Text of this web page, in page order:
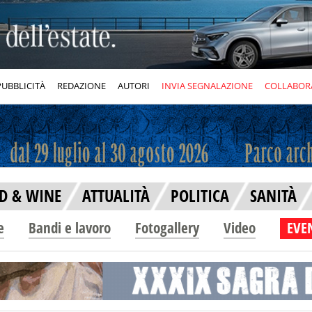
REDAZIONE AUTORI INVIA SEGNALAZIONE
& WINE ATTUALITÀ POLITICA SANITÀ
Bandi e lavoro Fotogallery Video